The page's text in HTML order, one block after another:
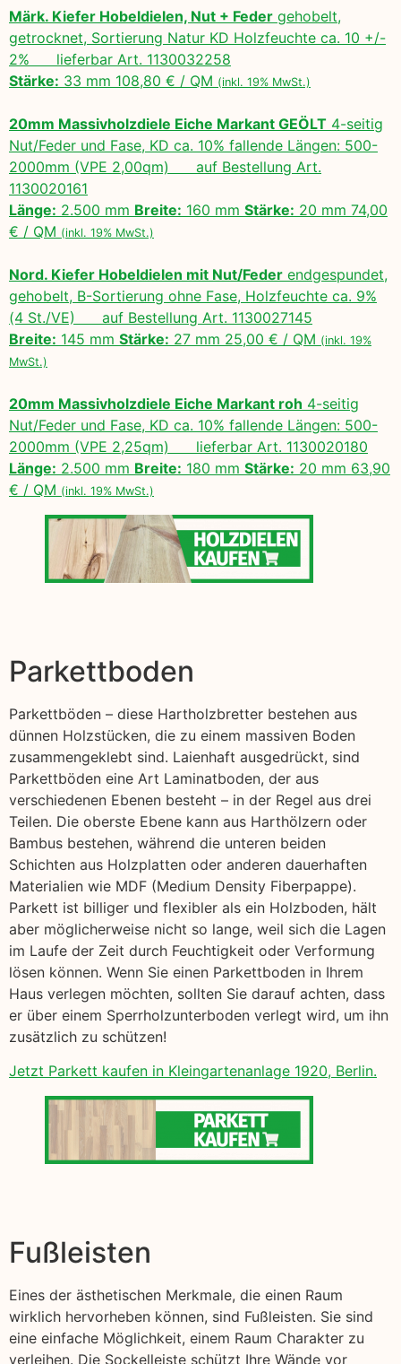
Märk. Kiefer Hobeldielen, Nut + Feder gehobelt,
getrocknet, Sortierung Natur KD Holzfeuchte ca. 10 +/-
2% lieferbar Art. 1130032258
Stärke: 33 mm 108,80 € / QM (inkl. 19% MwSt.)
20mm Massivholzdiele Eiche Markant GEÖLT 4-seitig
Nut/Feder und Fase, KD ca. 10% fallende Längen: 500-
2000mm (VPE 2,00qm) auf Bestellung Art.
1130020161
Länge: 2.500 mm Breite: 160 mm Stärke: 20 mm 74,00
€ / QM (inkl. 19% MwSt.)
Nord. Kiefer Hobeldielen mit Nut/Feder endgespundet,
gehobelt, B-Sortierung ohne Fase, Holzfeuchte ca. 9%
(4 St./VE) auf Bestellung Art. 1130027145
Breite: 145 mm Stärke: 27 mm 25,00 € / QM (inkl. 19%
MwSt.)
20mm Massivholzdiele Eiche Markant roh 4-seitig
Nut/Feder und Fase, KD ca. 10% fallende Längen: 500-
2000mm (VPE 2,25qm) lieferbar Art. 1130020180
Länge: 2.500 mm Breite: 180 mm Stärke: 20 mm 63,90
€ / QM (inkl. 19% MwSt.)
Parkettboden
Parkettböden – diese Hartholzbretter bestehen aus
dünnen Holzstücken, die zu einem massiven Boden
zusammengeklebt sind. Laienhaft ausgedrückt, sind
Parkettböden eine Art Laminatboden, der aus
verschiedenen Ebenen besteht – in der Regel aus drei
Teilen. Die oberste Ebene kann aus Harthölzern oder
Bambus bestehen, während die unteren beiden
Schichten aus Holzplatten oder anderen dauerhaften
Materialien wie MDF (Medium Density Fiberpappe).
Parkett ist billiger und flexibler als ein Holzboden, hält
aber möglicherweise nicht so lange, weil sich die Lagen
im Laufe der Zeit durch Feuchtigkeit oder Verformung
lösen können. Wenn Sie einen Parkettboden in Ihrem
Haus verlegen möchten, sollten Sie darauf achten, dass
er über einem Sperrholzunterboden verlegt wird, um ihn
zusätzlich zu schützen!
Jetzt Parkett kaufen in Kleingartenanlage 1920, Berlin.
Fußleisten
Eines der ästhetischen Merkmale, die einen Raum
wirklich hervorheben können, sind Fußleisten. Sie sind
eine einfache Möglichkeit, einem Raum Charakter zu
verleihen. Die Sockelleiste schützt Ihre Wände vor